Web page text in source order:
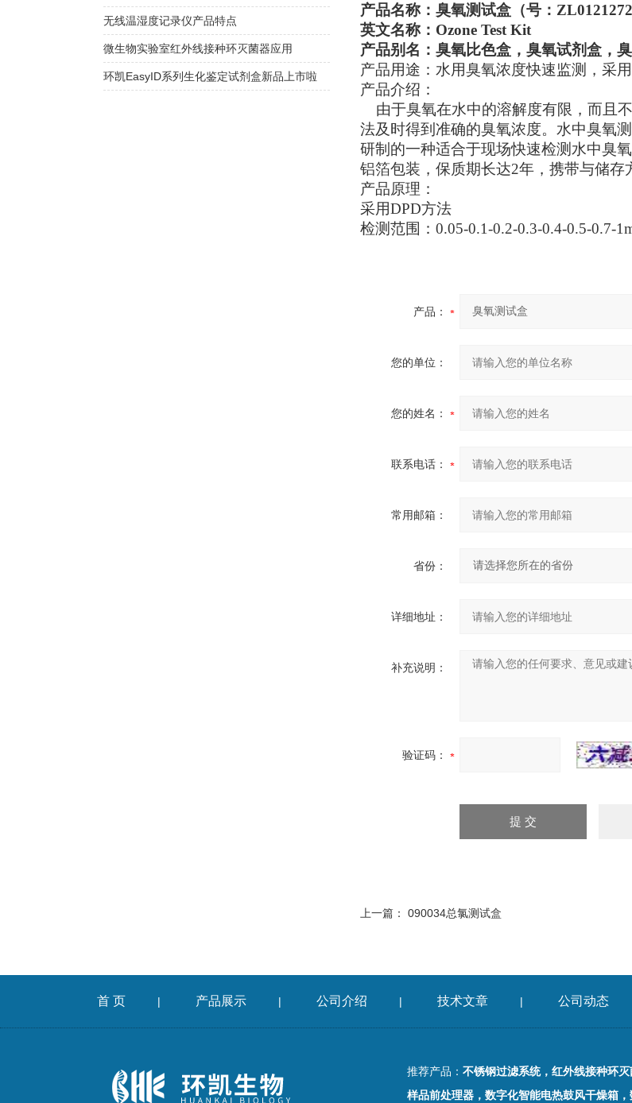
产品名称： 臭氧测试盒 （号：
英文名称： Ozone Test Kit
产品别名：臭氧比色盒，臭氧试剂盒，
产品用途：水用臭氧浓度快速监测，采用
产品介绍：
由于臭氧在水中的溶解度有限，而且
法及时得到准确的臭氧浓度。 水中臭氧
研制的一种适合于现场快速检测水中臭氧
铝箔包装，保质期长达2年，携带与储存
产品原理：
采用DPD方法
检测范围： 0.05-0.1-0.2-0.3-0.4-0.5-0.7-
产品：
您的单位：
您的姓名：
联系电话：
常用邮箱：
省份：
详细地址：
补充说明：
验证码：
上一篇： 090034总氯测试盒
无线温湿度记录仪产品特点
微生物实验室红外线接种环灭菌器应用
环凯EasyID系列生化鉴定试剂盒新品上市啦
首 页 | 产品展示 | 公司介绍 | 技术文章 | 公司动态
推荐产品： 不锈钢过滤系统，红外线接种环
样品前处理器，数字化智能电热鼓风干燥箱